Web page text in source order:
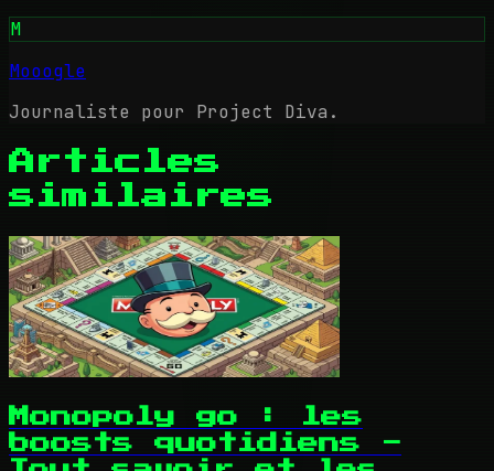
M
Mooogle
Journaliste pour Project Diva.
Articles
similaires
Monopoly go : les
boosts quotidiens -